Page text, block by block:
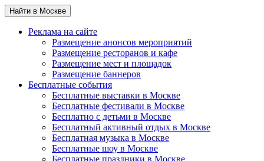
Найти в Москве
Реклама на сайте
Размещение анонсов мероприятий
Размещение ресторанов и кафе
Размещение мест и площадок
Размещение баннеров
Бесплатные события
Бесплатные выставки в Москве
Бесплатные фестивали в Москве
Бесплатно с детьми в Москве
Бесплатный активный отдых в Москве
Бесплатная музыка в Москве
Бесплатные шоу в Москве
Бесплатные праздники в Москве